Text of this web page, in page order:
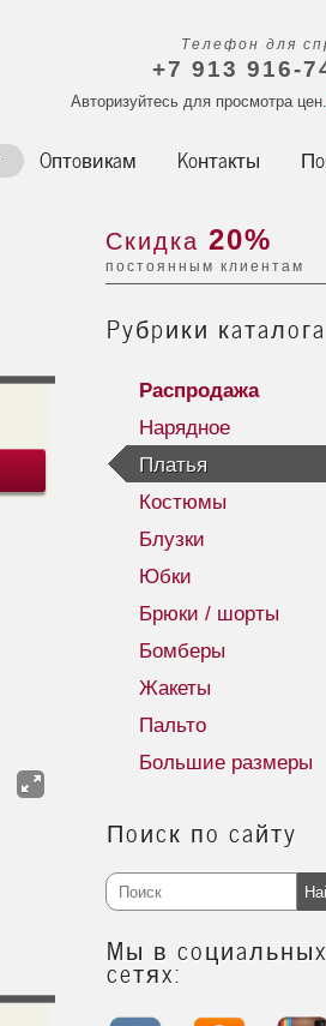
Оптовикам Контакты
Телефон для
+7 913 916-
Авторизуйтесь для просмотра цен.
Скидка 20%
постоянным клиентам
Рубрики каталога
Распродажа
Нарядное
Платья
Костюмы
Блузки
Юбки
Брюки / шорты
Бомберы
Жакеты
Пальто
Большие размеры
Поиск по сайту
Мы в социальных
сетях: